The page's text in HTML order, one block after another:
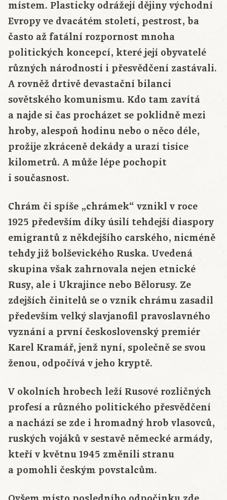
místem. Plasticky odrážejí dějiny východní
Evropy ve dvacátém století, pestrost, ba
často až fatální rozpornost mnoha
politických koncepcí, které její obyvatelé
různých národností i přesvědčení zastávali.
A rovněž drtivě devastační bilanci
sovětského komunismu. Kdo tam zavítá
a najde si čas procházet se poklidně mezi
hroby, alespoň hodinu nebo o něco déle,
prožije zkráceně dekády a urazí tisíce
kilometrů. A může lépe pochopit
i současnost.
Chrám či spíše „chrámek“ vznikl v roce
1925 především díky úsilí tehdejší diaspory
emigrantů z někdejšího carského, nicméně
tehdy již bolševického Ruska. Uvedená
skupina však zahrnovala nejen etnické
Rusy, ale i Ukrajince nebo Bělorusy. Ze
zdejších činitelů se o vznik chrámu zasadil
především velký slavjanofil pravoslavného
vyznání a první československý premiér
Karel Kramář, jenž nyní, společně se svou
ženou, odpočívá v jeho kryptě.
V okolních hrobech leží Rusové rozličných
profesí a různého politického přesvědčení
a nachází se zde i hromadný hrob vlasovců,
ruských vojáků v sestavě německé armády,
kteří v květnu 1945 změnili stranu
a pomohli českým povstalcům.